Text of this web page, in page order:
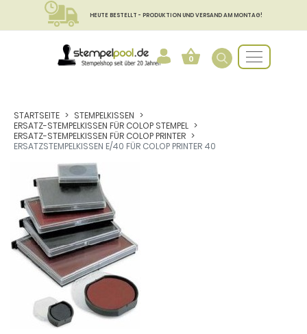
HEUTE BESTELLT - PRODUKTION UND VERSAND AM MONTAG!
0
STARTSEITE
STEMPELKISSEN
ERSATZ-STEMPELKISSEN FÜR COLOP STEMPEL
ERSATZ-STEMPELKISSEN FÜR COLOP PRINTER
ERSATZSTEMPELKISSEN E/40 FÜR COLOP PRINTER 40